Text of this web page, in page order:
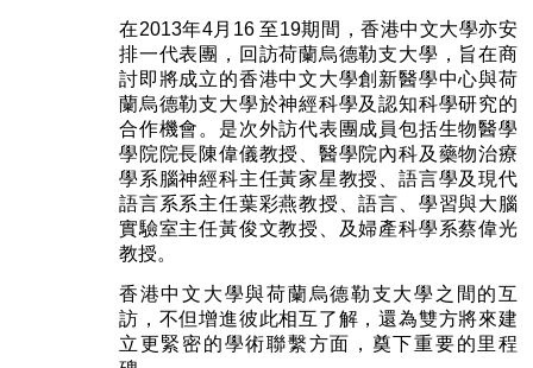
在2013年4月16 至19期間，香港中文大學亦安
排一代表團，回訪荷蘭烏德勒支大學，旨在商
討即將成立的香港中文大學創新醫學中心與荷
蘭烏德勒支大學於神經科學及認知科學研究的
合作機會。是次外訪代表團成員包括生物醫學
學院院長陳偉儀教授、醫學院內科及藥物治療
學系腦神經科主任黃家星教授、語言學及現代
語言系系主任葉彩燕教授、語言、學習與大腦
實驗室主任黃俊文教授、及婦產科學系蔡偉光
教授。
香港中文大學與荷蘭烏德勒支大學之間的互
訪，不但增進彼此相互了解，還為雙方將來建
立更緊密的學術聯繫方面，奠下重要的里程